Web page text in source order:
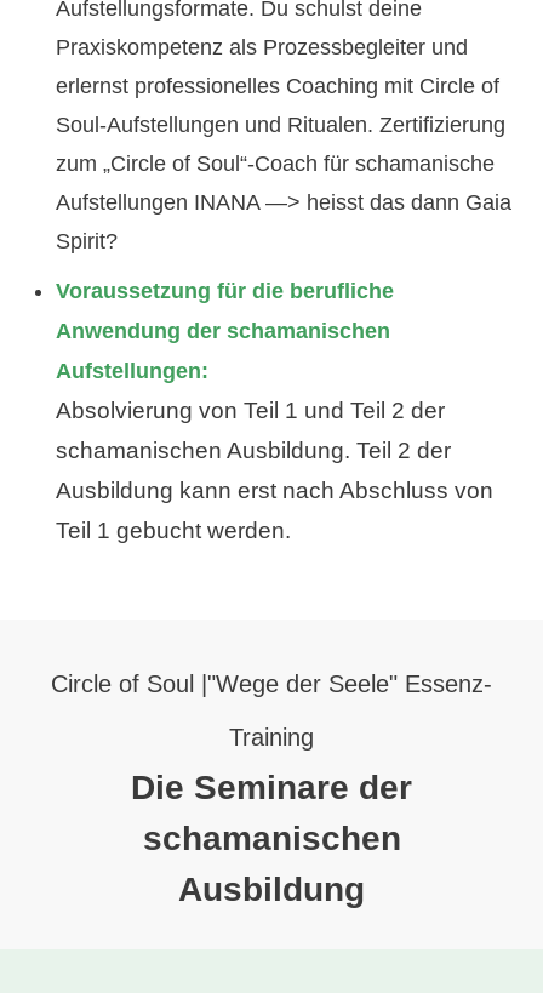
Aufstellungsformate. Du schulst deine
Praxiskompetenz als Prozessbegleiter und
erlernst professionelles Coaching mit Circle of
Soul-Aufstellungen und Ritualen. Zertifizierung
zum „Circle of Soul“-Coach für schamanische
Aufstellungen INANA —> heisst das dann Gaia
Spirit?
Voraussetzung für die berufliche
Anwendung der schamanischen
Aufstellungen:
Absolvierung von Teil 1 und Teil 2 der
schamanischen Ausbildung. Teil 2 der
Ausbildung kann erst nach Abschluss von
Teil 1 gebucht werden.
Circle of Soul |"Wege der Seele" Essenz-
Training
Die Seminare der
schamanischen
Ausbildung